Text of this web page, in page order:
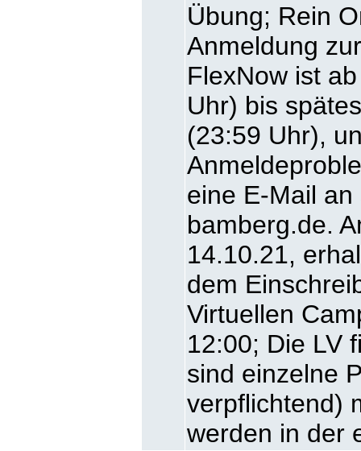
Übung; Rein
Anmeldung
FlexNow ist
Uhr) bis
(23:59 Uhr),
eine E-Mail
bamberg.de.
14.10.21,
dem
Virtuellen
12:00; Die LV
sind einzelne
verpflichtend)
werden in der